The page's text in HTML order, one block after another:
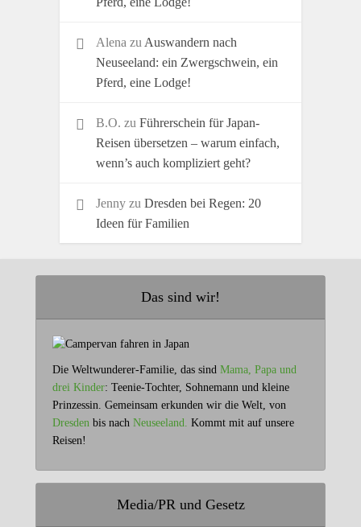
Alena zu Auswandern nach
Neuseeland: ein Zwergschwein, ein
Pferd, eine Lodge!
B.O. zu Führerschein für Japan-
Reisen übersetzen – warum einfach,
wenn’s auch kompliziert geht?
Jenny zu Dresden bei Regen: 20
Ideen für Familien
Das sind wir!
Die Weltwunderer-Familie, das sind Mama, Papa und
drei Kinder: Teenie-Tochter, Sohnemann und kleine
Prinzessin. Gemeinsam erkunden wir die Welt, von
Dresden bis nach Neuseeland. Kommt mit auf unsere
Reisen!
Media/PR und Gesetz